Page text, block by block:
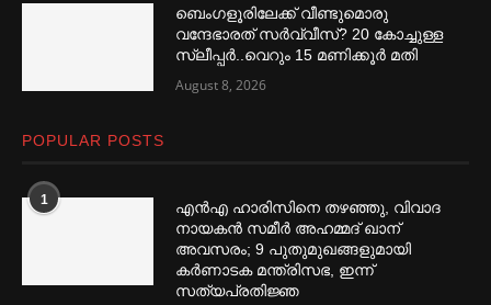
ബെംഗളൂരിലേക്ക് വീണ്ടുമൊരു
വന്ദേഭാരത് സര്‍വ്വീസ്? 20 കോച്ചുള്ള
സ്ലീപ്പര്‍..വെറും 15 മണിക്കൂര്‍ മതി
August 8, 2026
POPULAR POSTS
1
എൻഎ ഹാരിസിനെ തഴ‌‍ഞ്ഞു, വിവാദ
നായകൻ സമീര്‍ അഹമ്മദ് ഖാന്
അവസരം; 9 പുതുമുഖങ്ങളുമായി
കര്‍ണാടക മന്ത്രിസഭ, ഇന്ന്
സത്യപ്രതിജ്ഞ